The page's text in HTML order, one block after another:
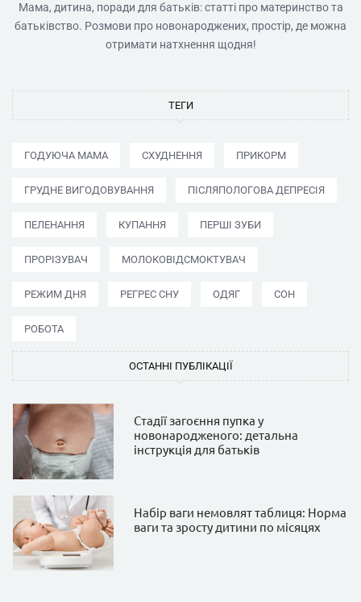
Мама, дитина, поради для батьків: статті про материнство та
батьківство. Розмови про новонароджених, простір, де можна
отримати натхнення щодня!
ТЕГИ
ГОДУЮЧА МАМА СХУДНЕННЯ ПРИКОРМ
ГРУДНЕ ВИГОДОВУВАННЯ ПІСЛЯПОЛОГОВА ДЕПРЕСІЯ
ПЕЛЕНАННЯ КУПАННЯ ПЕРШІ ЗУБИ
ПРОРІЗУВАЧ МОЛОКОВІДСМОКТУВАЧ
РЕЖИМ ДНЯ РЕГРЕС СНУ ОДЯГ СОН
РОБОТА
ОСТАННІ ПУБЛІКАЦІЇ
Стадії загоєння пупка у
новонародженого: детальна
інструкція для батьків
Набір ваги немовлят таблиця: Норма
ваги та зросту дитини по місяцях